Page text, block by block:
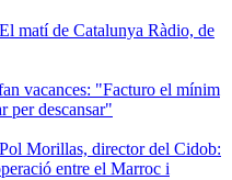
matí de Catalunya Ràdio, de
vacances: "Facturo el mínim
per descansar"
Morillas, director del Cidob:
entre el Marroc i